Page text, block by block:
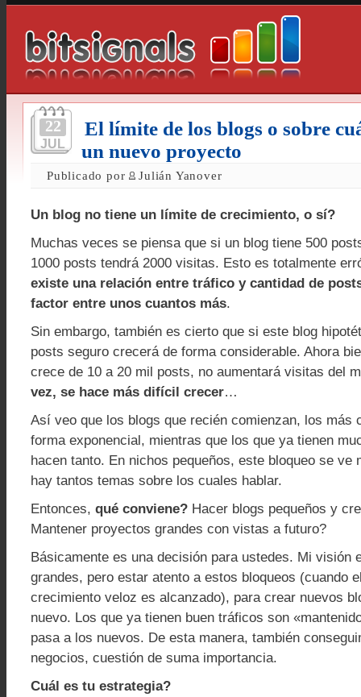
22
JUL
El límite de los blogs o sobre
un nuevo proyecto
Publicado por Julián Yanover
Un blog no tiene un límite de crecimiento, o sí?
Muchas veces se piensa que si un blog tiene 500
1000 posts tendrá 2000 visitas. Esto es totalmente
existe una relación entre tráfico y cantidad de
factor entre unos cuantos más.
Sin embargo, también es cierto que si este blog
posts seguro crecerá de forma considerable. Ahora
crece de 10 a 20 mil posts, no aumentará visitas del
vez, se hace más difícil crecer…
Así veo que los blogs que recién comienzan, los más
forma exponencial, mientras que los que ya tienen
hacen tanto. En nichos pequeños, este bloqueo se ve
hay tantos temas sobre los cuales hablar.
Entonces, qué conviene? Hacer blogs pequeños y
Mantener proyectos grandes con vistas a futuro?
Básicamente es una decisión para ustedes. Mi visión
grandes, pero estar atento a estos bloqueos (cuando
crecimiento veloz es alcanzado), para crear nuevos
nuevo. Los que ya tienen buen tráficos son
pasa a los nuevos. De esta manera, también
negocios, cuestión de suma importancia.
Cuál es tu estrategia?